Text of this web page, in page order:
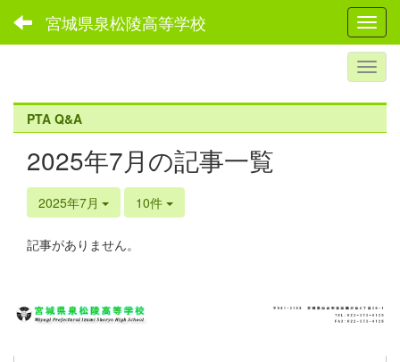
宮城県泉松陵高等学校
PTA Q&A
2025年7月の記事一覧
2025年7月 10件
記事がありません。